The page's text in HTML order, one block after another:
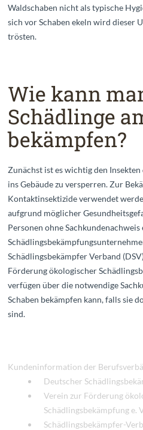
Waldschaben nicht als typische
sich vor Schaben ekeln wird dieser
trösten.
Wie kann
Schädlinge
bekämpfen?
Zunächst ist es wichtig den
ins Gebäude zu versperren. Zur
Kontaktinsektizide verwendet
aufgrund möglicher
Personen ohne
Schädlingsbekämpfer Verband
Förderung ökologischer
verfügen über die notwendige
Schaben bekämpfen kann, falls sie
sind.
Kundeninformation der
Deutscher
Verein zur Förderung
Schädlingsbekämpfung e.
Schädlingsbekämpfer-